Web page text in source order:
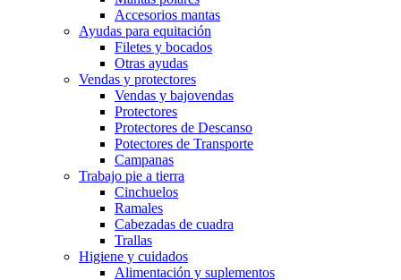
Accesorios mantas
Ayudas para equitación
Filetes y bocados
Otras ayudas
Vendas y protectores
Vendas y bajovendas
Protectores
Protectores de Descanso
Potectores de Transporte
Campanas
Trabajo pie a tierra
Cinchuelos
Ramales
Cabezadas de cuadra
Trallas
Higiene y cuidados
Alimentación y suplementos